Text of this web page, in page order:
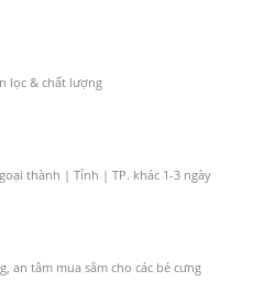
lọc & chất lượng
thành | Tỉnh | TP. khác 1-3 ngày
an tâm mua sắm cho các bé cưng